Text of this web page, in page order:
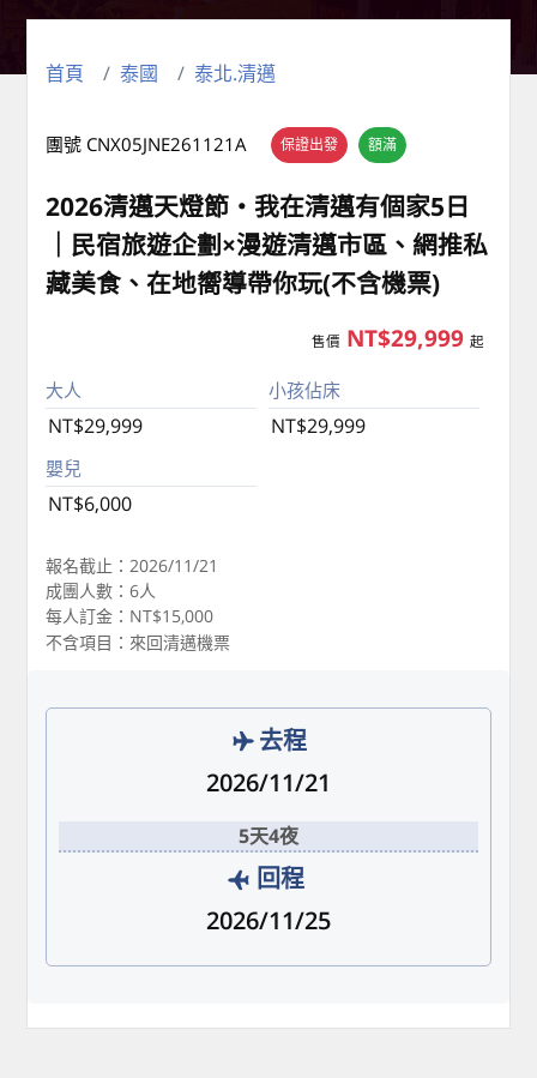
首頁 泰國 泰北.清邁
保證出發 額滿
團號 CNX05JNE261121A
2026清邁天燈節・我在清邁有個家5日
｜民宿旅遊企劃×漫遊清邁市區、網推私
藏美食、在地嚮導帶你玩(不含機票)
售價 NT$29,999 起
大人
NT$29,999
小孩佔床
NT$29,999
嬰兒
NT$6,000
報名截止：2026/11/21
成團人數：6人
每人訂金：NT$15,000
不含項目：來回清邁機票
去程
2026/11/21
5天4夜
回程
2026/11/25